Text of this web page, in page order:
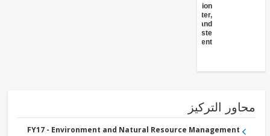
Administration
Sanitation and
Management
التركيز
FY17 - Environment and Natural Resource Management